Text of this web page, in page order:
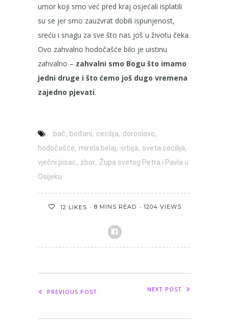
umor koji smo već pred kraj osjećali isplatili
su se jer smo zauzvrat dobili ispunjenost,
sreću i snagu za sve što nas još u životu čeka.
Ovo zahvalno hodočašće bilo je uistinu
zahvalno – zahvalni smo Bogu što imamo
jedni druge i što ćemo još dugo vremena
zajedno pjevati.
bač, bođani, cecilija, doroslovo,
hodočašće, mirela belaj, srbija, sveta cecilija,
vječni pisac, zbor, Župa svetog Petra i Pavla u
Osijeku
12 LIKES 8 MINS READ 1204 VIEWS
PREVIOUS POST NEXT POST